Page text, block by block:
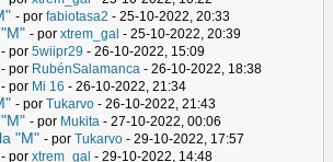
- por fabiotasa2 - 25-10-2022, 20:33
- por xtrem_gal - 25-10-2022, 20:39
- por 5wiipr29 - 26-10-2022, 15:09
- por RubénSalamanca - 26-10-2022, 18:38
- por Mi 16 - 26-10-2022, 21:34
- por Tukarvo - 26-10-2022, 21:43
- por Mukita - 27-10-2022, 00:06
"M" - por Tukarvo - 29-10-2022, 17:57
- por xtrem_gal - 29-10-2022, 14:48